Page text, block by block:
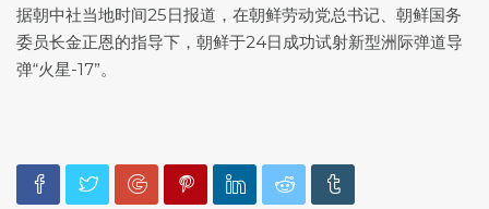
据朝中社当地时间25日报道，在朝鲜劳动党总书记、朝鲜国务
委员长金正恩的指导下，朝鲜于24日成功试射新型洲际弹道导
弹“火星-17”。